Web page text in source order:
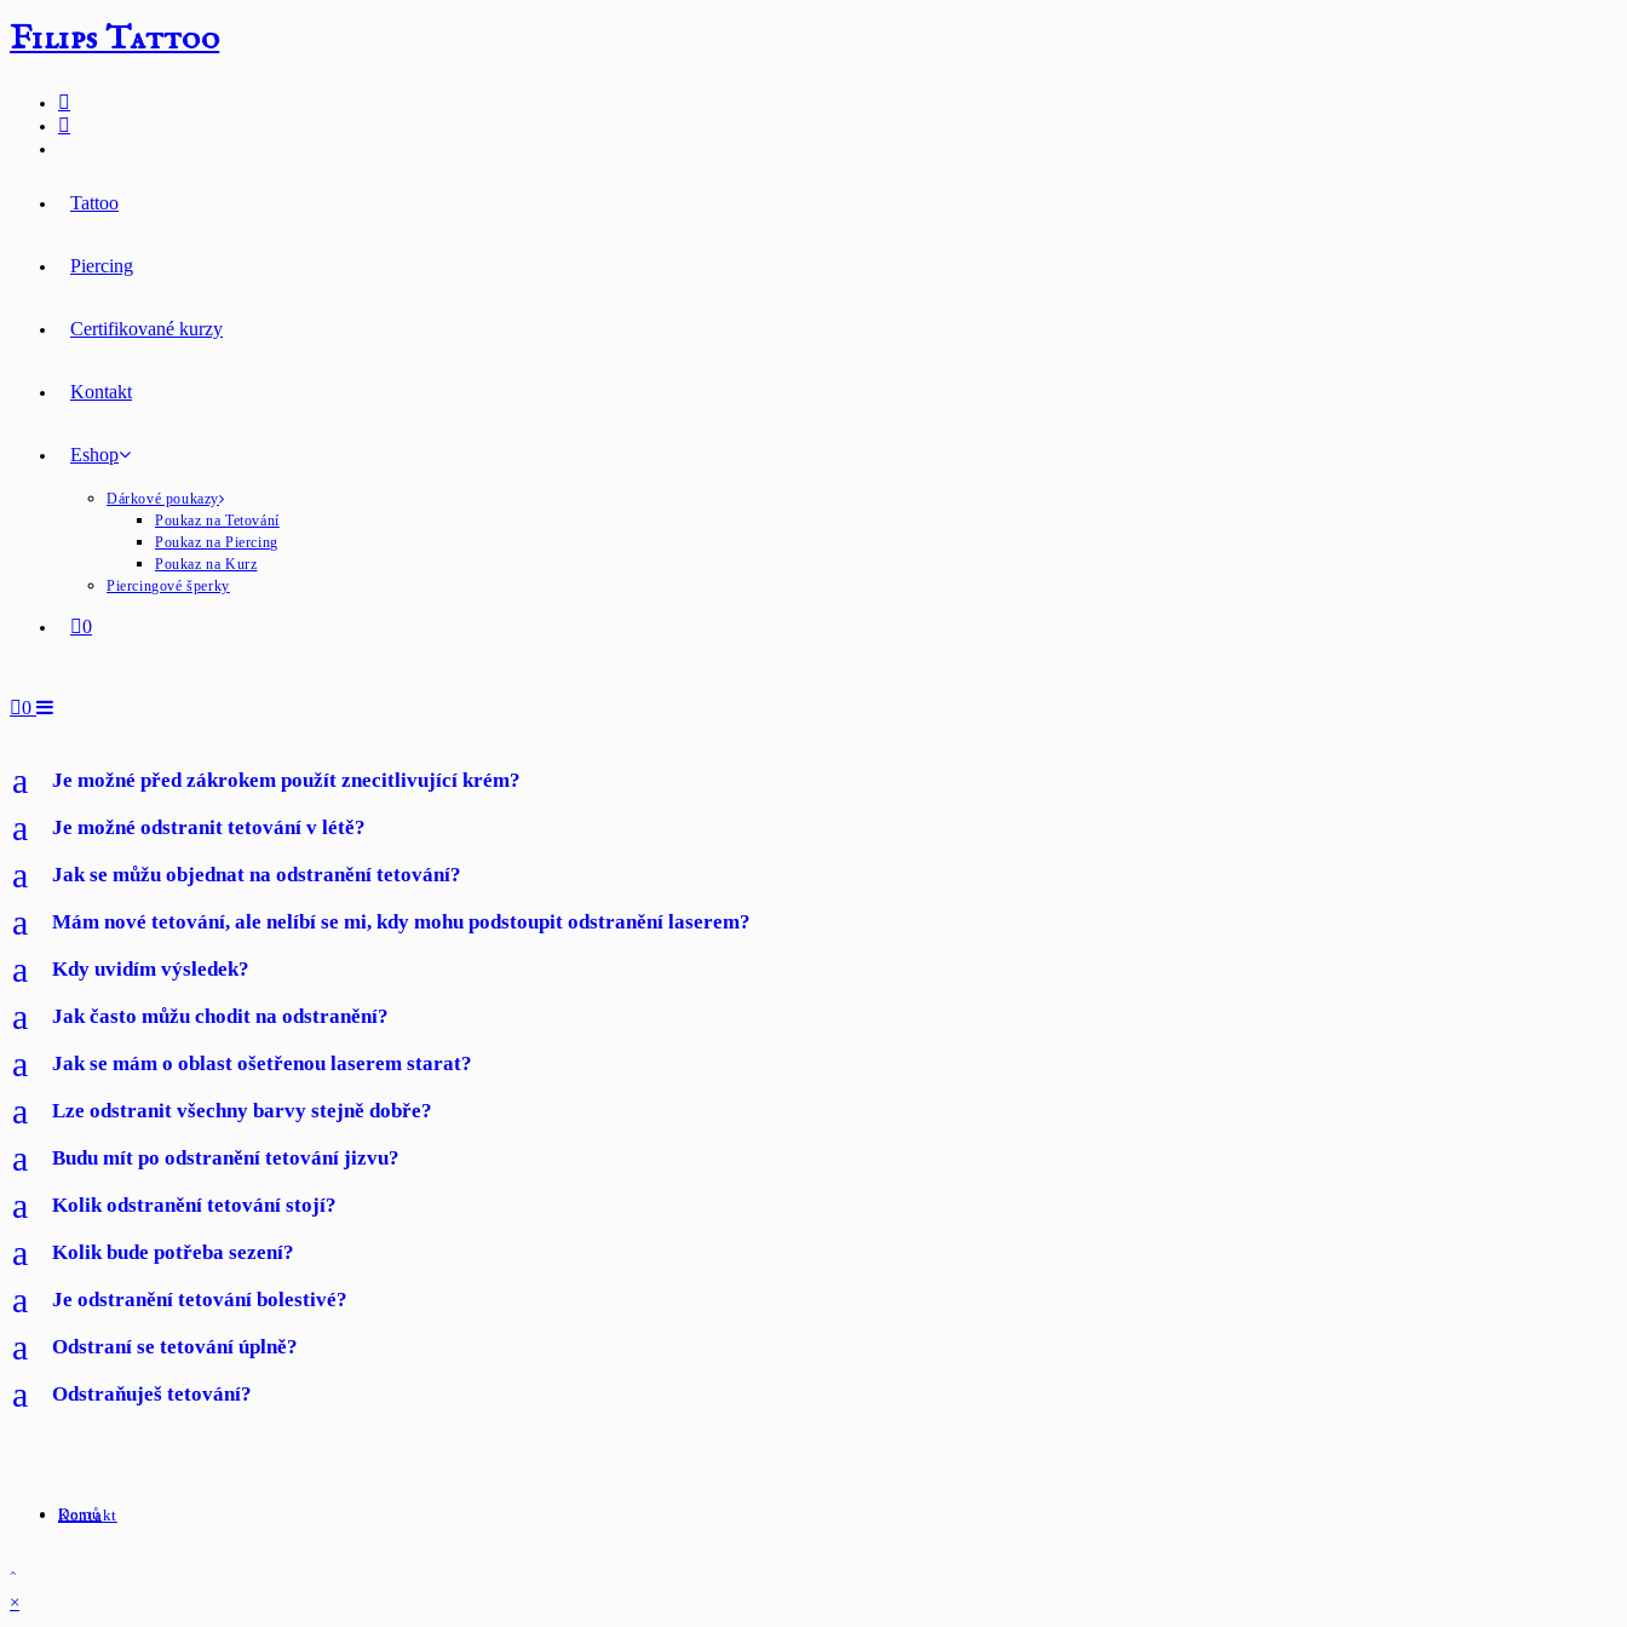
Přejít
k
Filips Tattoo
Tattoo
Piercing
Certifikované kurzy
Kontakt
Eshop
Dárkové poukazy
Poukaz na Tetování
Poukaz na Piercing
Poukaz na Kurz
Piercingové šperky
0
0
a Je možné před zákrokem použít znecitlivující krém?
a Je možné odstranit tetování v létě?
a Jak se můžu objednat na odstranění tetování?
a Mám nové tetování, ale nelíbí se mi, kdy mohu podstoupit odstranění laserem?
a Kdy uvidím výsledek?
a Jak často můžu chodit na odstranění?
a Jak se mám o oblast ošetřenou laserem starat?
a Lze odstranit všechny barvy stejně dobře?
a Budu mít po odstranění tetování jizvu?
a Kolik odstranění tetování stojí?
a Kolik bude potřeba sezení?
a Je odstranění tetování bolestivé?
a Odstraní se tetování úplně?
a Odstraňuješ tetování?
Domů
Kontakt
×